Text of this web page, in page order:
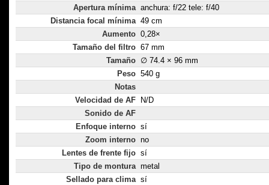
Apertura mínima anchura: f/22 tele: f/40
Distancia focal mínima 49 cm
Aumento 0,28×
Tamaño del filtro 67 mm
Tamaño ∅ 74.4 × 96 mm
Peso 540 g
Notas
Velocidad de AF
N/D
Sonido de AF
Enfoque interno sí
Zoom interno no
Lentes de frente fijo sí
Tipo de montura metal
Sellado para clima sí